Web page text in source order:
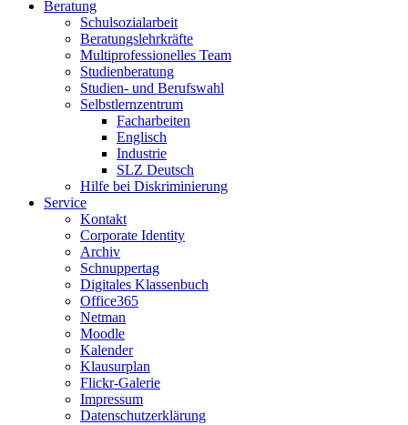
Beratung
Schulsozialarbeit
Beratungslehrkräfte
Multiprofessionelles Team
Studienberatung
Studien- und Berufswahl
Selbstlernzentrum
Facharbeiten
Englisch
Industrie
SLZ Deutsch
Hilfe bei Diskriminierung
Service
Kontakt
Corporate Identity
Archiv
Schnuppertag
Digitales Klassenbuch
Office365
Netman
Moodle
Kalender
Klausurplan
Flickr-Galerie
Impressum
Datenschutzerklärung